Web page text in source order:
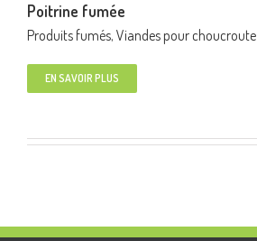
Poitrine fumée
Produits fumés, Viandes pour choucroute
EN SAVOIR PLUS